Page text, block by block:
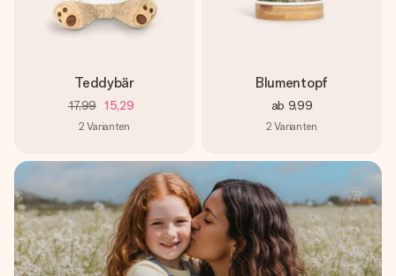
Teddybär
17,99 15,29
2 Varianten
Blumentopf
ab 9,99
2 Varianten